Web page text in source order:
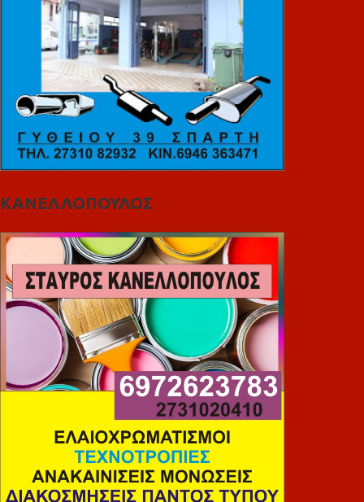
ΚΑΝΕΛΛΟΠΟΥΛΟΣ